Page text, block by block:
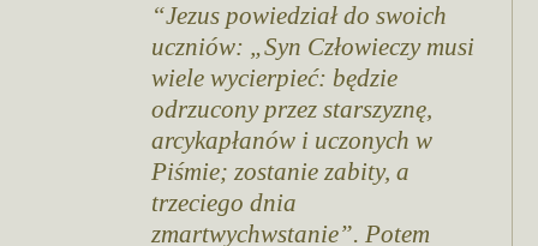
Jezus powiedział do swoich
uczniów: „Syn Człowieczy musi
wiele wycierpieć: będzie
odrzucony przez starszyznę,
arcykapłanów i uczonych w
Piśmie; zostanie zabity, a
trzeciego dnia
zmartwychwstanie”. Potem